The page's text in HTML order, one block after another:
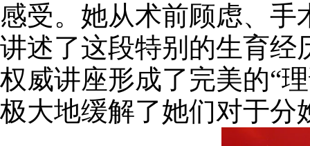
感受。她从术前顾虑、手
讲述了这段特别的生育经
权威讲座形成了完美的“
极大地缓解了她们对于分